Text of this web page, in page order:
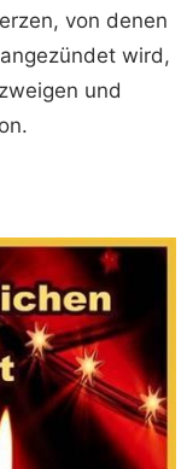
von denen
wird,
und